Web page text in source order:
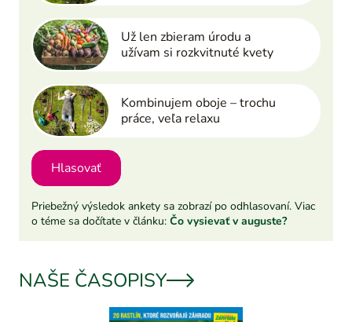
Už len zbieram úrodu a
užívam si rozkvitnuté kvety
Kombinujem oboje – trochu
práce, veľa relaxu
Hlasovať
Priebežný výsledok ankety sa zobrazí po odhlasovaní. Viac
o téme sa dočítate v článku: Čo vysievať v auguste?
NAŠE ČASOPISY